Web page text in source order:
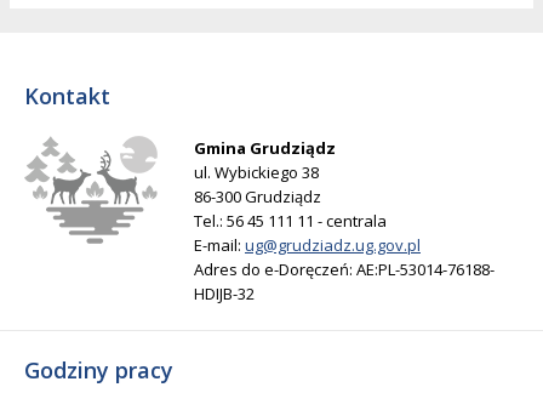
Kontakt
Gmina Grudziądz
ul. Wybickiego 38
86-300 Grudziądz
Tel.: 56 45 111 11 - centrala
E-mail: ug@grudziadz.ug.gov.pl
Adres do e-Doręczeń: AE:PL-53014-76188-
HDIJB-32
Godziny pracy